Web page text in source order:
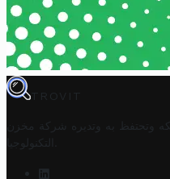
TROVIT
وتحتفظ به وتديره
شركة مخزن
التكنولوجيا